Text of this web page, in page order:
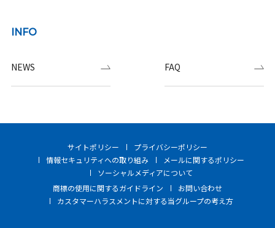
INFO
NEWS FAQ
サイトポリシー
プライバシーポリシー
情報セキュリティへの取り組み
メールに関するポリシー
ソーシャルメディアについて
商標の使用に関するガイドライン
お問い合わせ
カスタマーハラスメントに対する当グループの考え方